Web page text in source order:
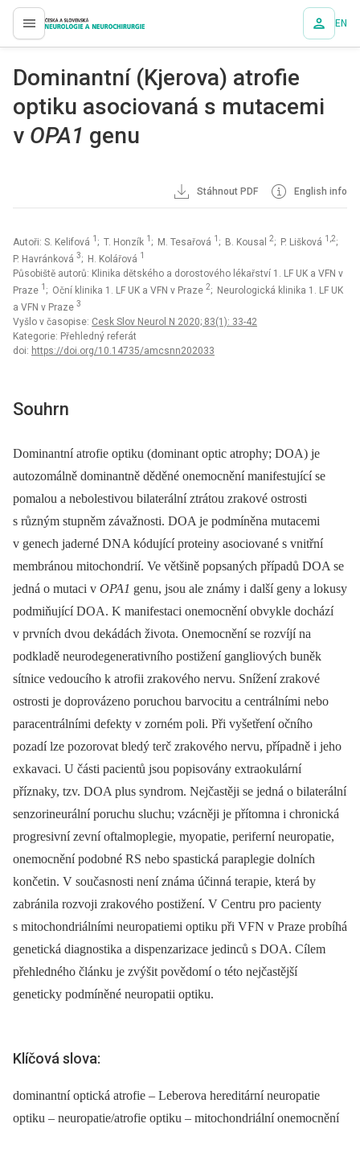
proLékaře.cz EN
Dominantní (Kjerova) atrofie
optiku asociovaná s mutacemi
v OPA1 genu
Stáhnout PDF English info
Autoři: S. Kelifová 1 ; T. Honzík 1 ; M. Tesařová 1 ; B. Kousal 2; P. Lišková 1,2;
P. Havránková 3; H. Kolářová 1
Působiště autorů: Klinika dětského a dorostového lékařství 1. LF UK a VFN v
Praze 1 ; Oční klinika 1. LF UK a VFN v Praze 2; Neurologická klinika 1. LF UK
a VFN v Praze 3
Vyšlo v časopise: Cesk Slov Neurol N 2020; 83(1): 33-42
Kategorie: Přehledný referát
doi: https://doi.org/10.14735/amcsnn202033
Souhrn
Dominantní atrofie optiku (dominant optic atrophy; DOA) je
autozomálně dominantně děděné onemocnění manifestující se
pomalou a nebolestivou bilaterální ztrátou zrakové ostrosti
s různým stupněm závažnosti. DOA je podmíněna mutacemi
v genech jaderné DNA kódující proteiny asociované s vnitřní
membránou mitochondrií. Ve většině popsaných případů DOA se
jedná o mutaci v OPA1 genu, jsou ale známy i další geny a lokusy
podmiňující DOA. K manifestaci onemocnění obvykle dochází
v prvních dvou dekádách života. Onemocnění se rozvíjí na
podkladě neurodegenerativního postižení gangliových buněk
sítnice vedoucího k atrofii zrakového nervu. Snížení zrakové
ostrosti je doprovázeno poruchou barvocitu a centrálními nebo
paracentrálními defekty v zorném poli. Při vyšetření očního
pozadí lze pozorovat bledý terč zrakového nervu, případně i jeho
exkavaci. U části pa­cientů jsou popisovány extraokulární
příznaky, tzv. DOA plus syndrom. Nejčastěji se jedná o bilaterální
senzorineurální poruchu sluchu; vzácněji je přítomna i chronická
progresivní zevní oftalmoplegie, myopatie, periferní neuropatie,
onemocnění podobné RS nebo spastická paraplegie dolních
končetin. V současnosti není známa účin­ná terapie, která by
zabránila rozvoji zrakového postižení. V Centru pro pa­cienty
s mitochondriálními neuropatiemi optiku při VFN v Praze probíhá
genetická dia­gnostika a dispenzarizace jedinců s DOA. Cílem
přehledného článku je zvýšit povědomí o této nejčastější
geneticky podmíněné neuropatii optiku.
Klíčová slova:
dominantní optická atrofie – Leberova hereditární neuropatie
optiku – neuropatie/atrofie optiku – mitochondriální onemocnění